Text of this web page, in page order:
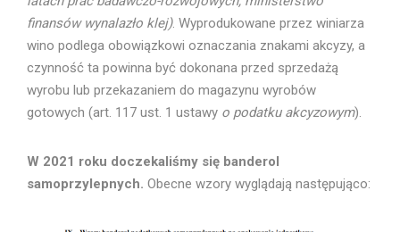
finansów wynalazło klej). Wyprodukowane przez winiarza
wino podlega obowiązkowi oznaczania znakami akcyzy, a
czynność ta powinna być dokonana przed sprzedażą
wyrobu lub przekazaniem do magazynu wyrobów
gotowych (art. 117 ust. 1 ustawy o podatku akcyzowym).
W 2021 roku doczekaliśmy się banderol
samoprzylepnych. Obecne wzory wyglądają następująco: